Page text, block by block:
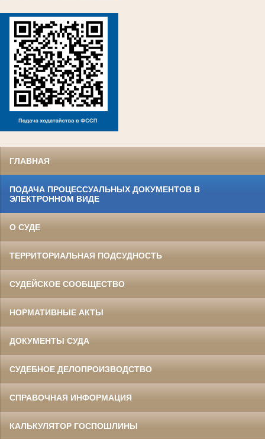
ГЛАВНАЯ
ПОДАЧА ПРОЦЕССУАЛЬНЫХ ДОКУМЕНТОВ В
ЭЛЕКТРОННОМ ВИДЕ
О СУДЕ
ТЕРРИТОРИАЛЬНАЯ ПОДСУДНОСТЬ
СУДЕЙСКОЕ СООБЩЕСТВО
НОРМАТИВНЫЕ АКТЫ
ДОКУМЕНТЫ СУДА
СУДЕБНОЕ ДЕЛОПРОИЗВОДСТВО
СПРАВОЧНАЯ ИНФОРМАЦИЯ
КАЛЬКУЛЯТОР ГОСПОШЛИНЫ